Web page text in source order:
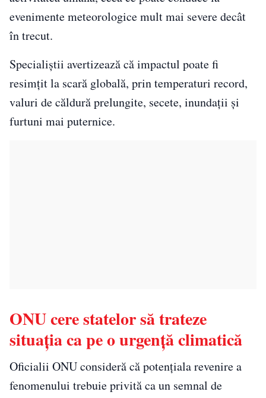
evenimente meteorologice mult mai severe decât
în trecut.
Specialiștii avertizează că impactul poate fi
resimțit la scară globală, prin temperaturi record,
valuri de căldură prelungite, secete, inundații și
furtuni mai puternice.
ONU cere statelor să trateze
situația ca pe o urgență climatică
Oficialii ONU consideră că potențiala revenire a
fenomenului trebuie privită ca un semnal de